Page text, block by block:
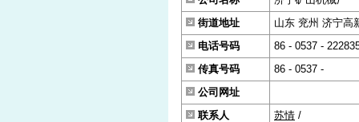
街道地址
山东 兖州 济宁高
电话号码
86 - 0537 -
传真号码
86 - 0537 -
公司网址
联系人
苏情 /